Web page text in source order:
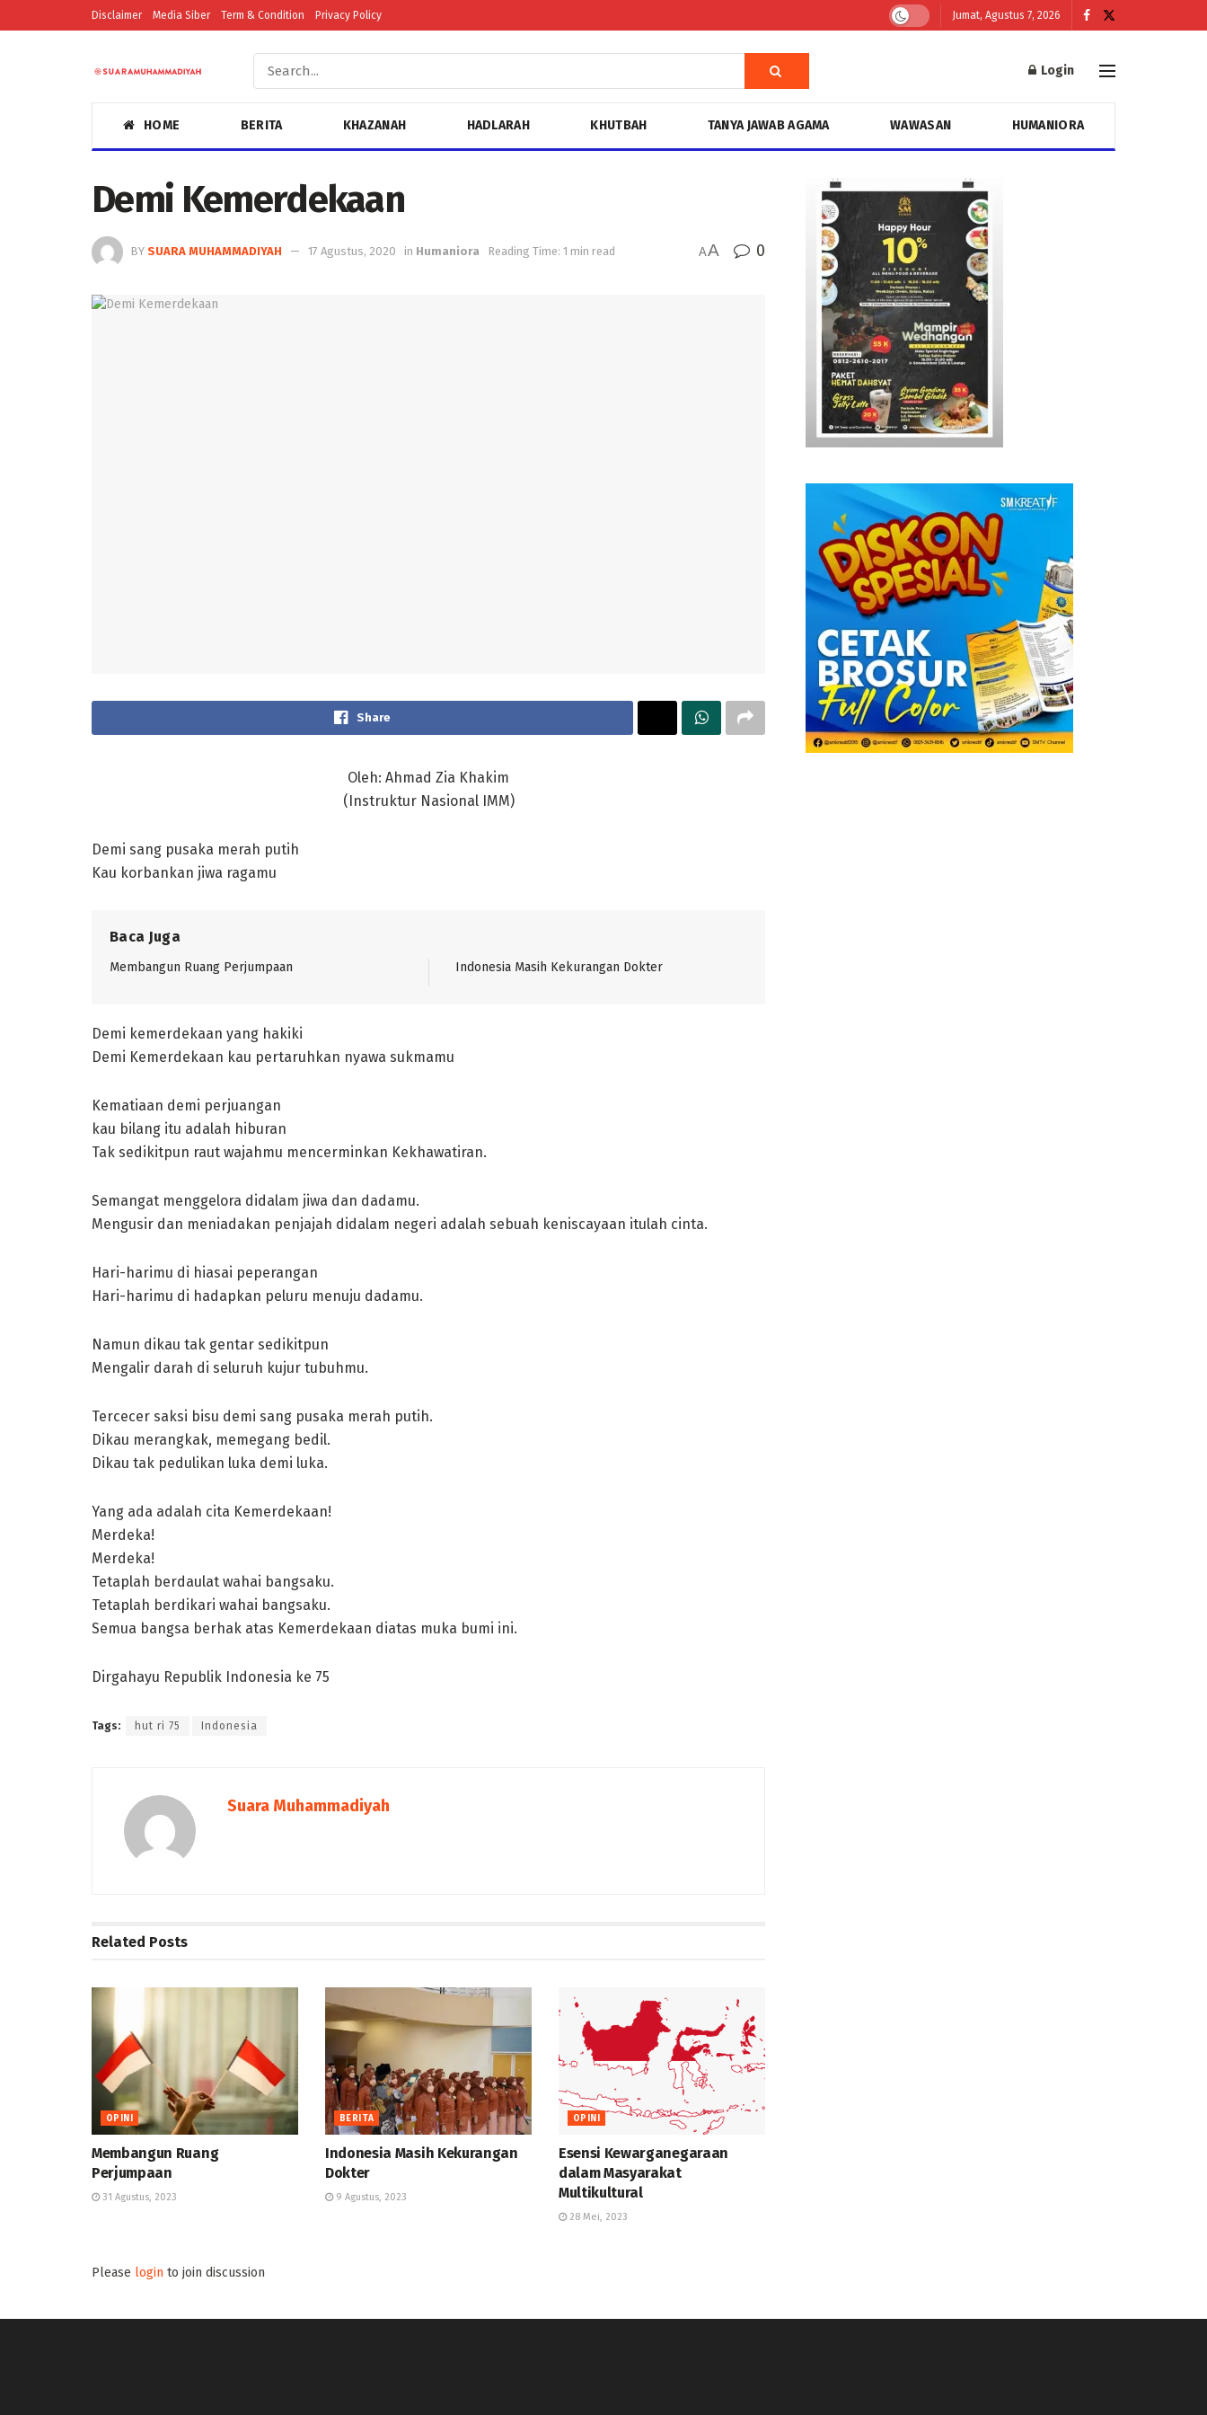
Disclaimer Media Siber Term & Condition Privacy Policy Jumat, Agustus 7, 2026
Login
HOME BERITA KHAZANAH HADLARAH KHUTBAH TANYA JAWAB AGAMA WAWASAN HUMANIORA
Demi Kemerdekaan
BY SUARA MUHAMMADIYAH 17 Agustus, 2020 in Humaniora Reading Time: 1 min read AA 0
Share
Oleh: Ahmad Zia Khakim
(Instruktur Nasional IMM)
Demi sang pusaka merah putih
Kau korbankan jiwa ragamu
Baca Juga
Membangun Ruang Perjumpaan Indonesia Masih Kekurangan Dokter
Demi kemerdekaan yang hakiki
Demi Kemerdekaan kau pertaruhkan nyawa sukmamu
Kematiaan demi perjuangan
kau bilang itu adalah hiburan
Tak sedikitpun raut wajahmu mencerminkan Kekhawatiran.
Semangat menggelora didalam jiwa dan dadamu.
Mengusir dan meniadakan penjajah didalam negeri adalah sebuah keniscayaan itulah cinta.
Hari-harimu di hiasai peperangan
Hari-harimu di hadapkan peluru menuju dadamu.
Namun dikau tak gentar sedikitpun
Mengalir darah di seluruh kujur tubuhmu.
Tercecer saksi bisu demi sang pusaka merah putih.
Dikau merangkak, memegang bedil.
Dikau tak pedulikan luka demi luka.
Yang ada adalah cita Kemerdekaan!
Merdeka!
Merdeka!
Tetaplah berdaulat wahai bangsaku.
Tetaplah berdikari wahai bangsaku.
Semua bangsa berhak atas Kemerdekaan diatas muka bumi ini.
Dirgahayu Republik Indonesia ke 75
Tags: hut ri 75 Indonesia
Suara Muhammadiyah
Related Posts
OPINI
Membangun Ruang
Perjumpaan
31 Agustus, 2023
BERITA
Indonesia Masih Kekurangan
Dokter
9 Agustus, 2023
OPINI
Esensi Kewarganegaraan
dalam Masyarakat
Multikultural
28 Mei, 2023
Please login to join discussion